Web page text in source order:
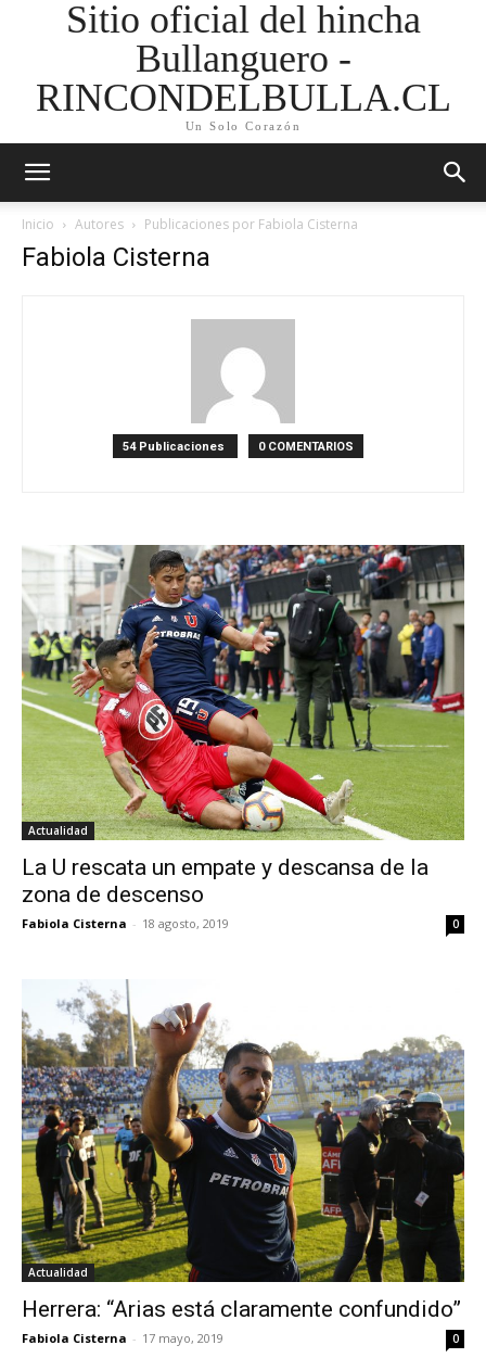
Sitio oficial del hincha
Bullanguero -
RINCONDELBULLA.CL
Un Solo Corazón
Inicio Autores Publicaciones por Fabiola Cisterna
Fabiola Cisterna
54 Publicaciones 0 COMENTARIOS
Actualidad
La U rescata un empate y descansa de la
zona de descenso
Fabiola Cisterna - 18 agosto, 2019 0
Actualidad
Herrera: “Arias está claramente confundido”
Fabiola Cisterna - 17 mayo, 2019 0